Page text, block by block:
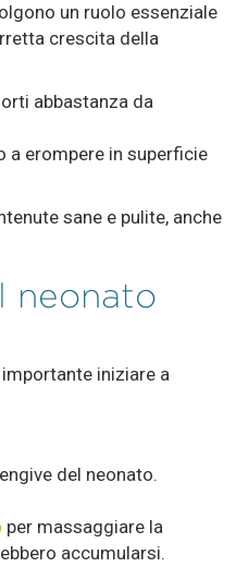
un ruolo essenziale
crescita della
abbastanza da
a erompere in superficie
sane e pulite, anche
neonato
iniziare a
del neonato.
per massaggiare la
accumularsi.